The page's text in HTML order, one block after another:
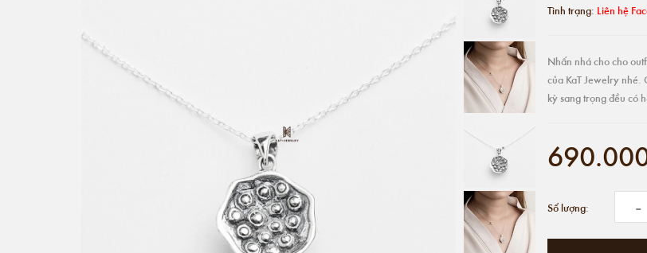
Tình trạng: Liên hệ
Nhấn nhá cho cho
của KaT Jewelry nhé.
kỳ sang trọng đều có
Số lượng: -